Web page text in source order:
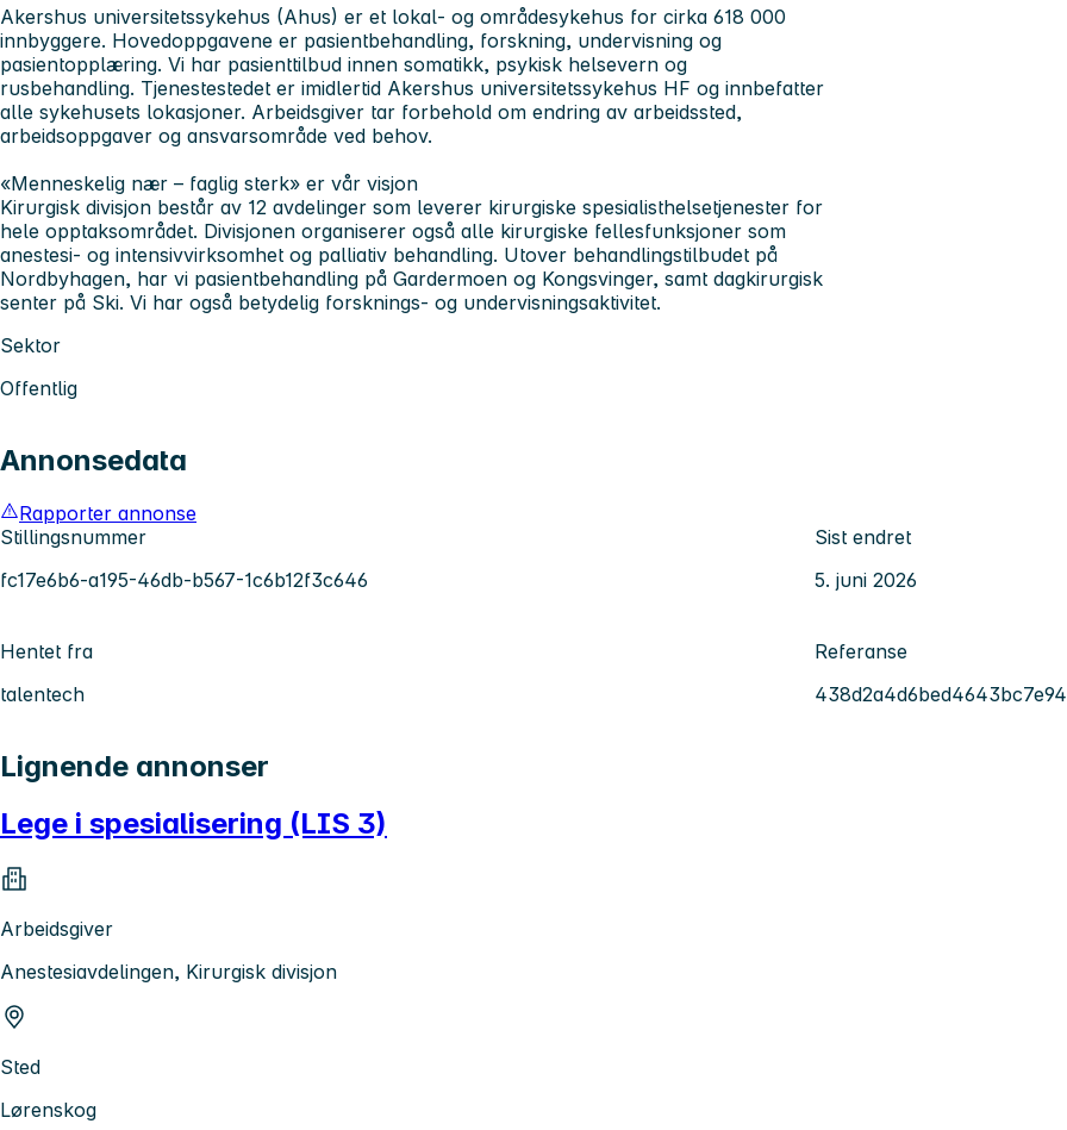
Akershus universitetssykehus (Ahus) er et lokal- og områdesykehus for cirka 618 000
innbyggere. Hovedoppgavene er pasientbehandling, forskning, undervisning og
pasientopplæring. Vi har pasienttilbud innen somatikk, psykisk helsevern og
rusbehandling. Tjenestestedet er imidlertid Akershus universitetssykehus HF og innbefatter
alle sykehusets lokasjoner. Arbeidsgiver tar forbehold om endring av arbeidssted,
arbeidsoppgaver og ansvarsområde ved behov.
«Menneskelig nær – faglig sterk» er vår visjon
Kirurgisk divisjon består av 12 avdelinger som leverer kirurgiske spesialisthelsetjenester for
hele opptaksområdet. Divisjonen organiserer også alle kirurgiske fellesfunksjoner som
anestesi- og intensivvirksomhet og palliativ behandling. Utover behandlingstilbudet på
Nordbyhagen, har vi pasientbehandling på Gardermoen og Kongsvinger, samt dagkirurgisk
senter på Ski. Vi har også betydelig forsknings- og undervisningsaktivitet.
Sektor
Offentlig
Annonsedata
Rapporter annonse
Stillingsnummer
fc17e6b6-a195-46db-b567-1c6b12f3c646
Sist endret
5. juni 2026
Hentet fra
talentech
Referanse
Lignende annonser
Lege i spesialisering (LIS 3)
Arbeidsgiver
Anestesiavdelingen, Kirurgisk divisjon
Sted
Lørenskog